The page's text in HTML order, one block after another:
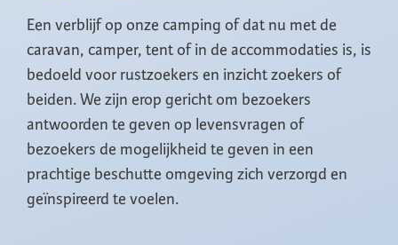
Een verblijf op onze camping of dat nu met de
caravan, camper, tent of in de accommodaties is, is
bedoeld voor rustzoekers en inzicht zoekers of
beiden. We zijn erop gericht om bezoekers
antwoorden te geven op levensvragen of
bezoekers de mogelijkheid te geven in een
prachtige beschutte omgeving zich verzorgd en
geïnspireerd te voelen.